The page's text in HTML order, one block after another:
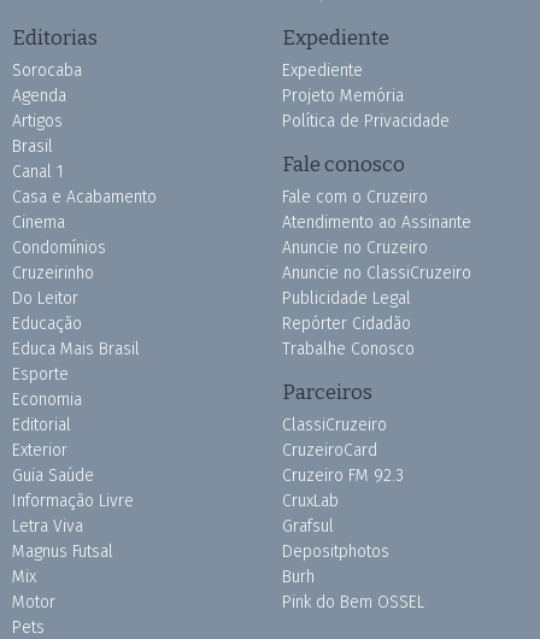
Editorias
Sorocaba
Agenda
Artigos
Brasil
Canal 1
Casa e Acabamento
Cinema
Condomínios
Cruzeirinho
Do Leitor
Educação
Educa Mais Brasil
Esporte
Economia
Editorial
Exterior
Guia Saúde
Informação Livre
Letra Viva
Magnus Futsal
Mix
Motor
Pets
Expediente
Expediente
Projeto Memória
Política de Privacidade
Fale conosco
Fale com o Cruzeiro
Atendimento ao Assinante
Anuncie no Cruzeiro
Anuncie no ClassiCruzeiro
Publicidade Legal
Repórter Cidadão
Trabalhe Conosco
Parceiros
ClassiCruzeiro
CruzeiroCard
Cruzeiro FM 92.3
CruxLab
Grafsul
Depositphotos
Burh
Pink do Bem OSSEL